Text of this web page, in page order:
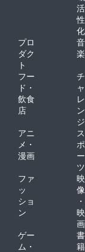
活
性
化
プロ
ダク
ト
音
楽
フー
ド・
飲食
店
チ
ャ
レ
ン
ジ
アニ
メ・
漫画
ス
ポ
ー
ツ
ファ
ッ
ショ
ン
映
像
・
映
画
ゲー
ム・
書
籍